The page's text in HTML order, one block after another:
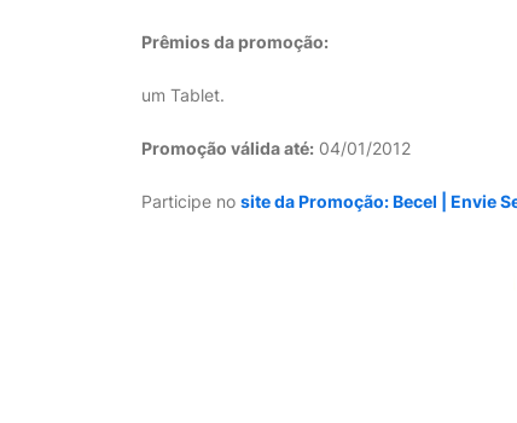
Prêmios da promoção:
um Tablet.
Promoção válida até: 04/01/2012
Participe no site da Promoção: Becel | Envie